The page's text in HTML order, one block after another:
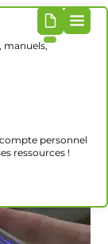
manuels,
personnel
ressources !